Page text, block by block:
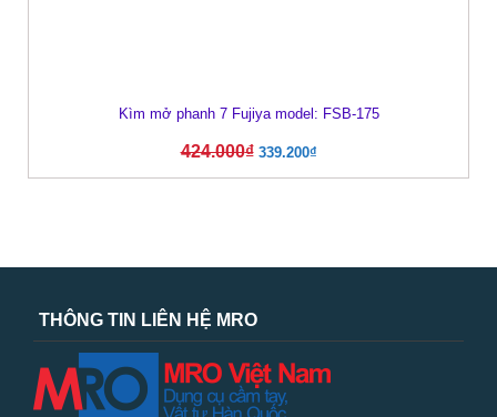
Kìm mở phanh 7 Fujiya model: FSB-175
424.000₫ 339.200₫
THÔNG TIN LIÊN HỆ MRO